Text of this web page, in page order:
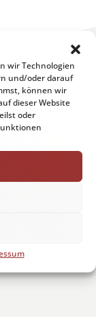
wir Technologien
und/oder darauf
können wir
dieser Website
oder
... los!
Chili-